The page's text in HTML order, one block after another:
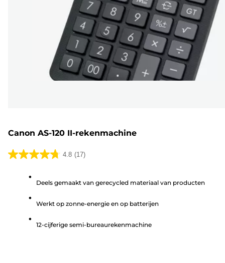
Canon AS-120 II-rekenmachine
4.8 (17)
4.8
sterren.
Deels gemaakt van gerecycled materiaal van producten
Werkt op zonne-energie en op batterijen
12-cijferige semi-bureaurekenmachine